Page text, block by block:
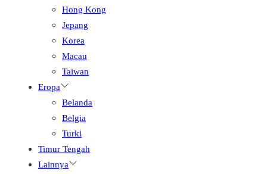
Hong Kong
Jepang
Korea
Macau
Taiwan
Eropa
Belanda
Belgia
Turki
Timur Tengah
Lainnya